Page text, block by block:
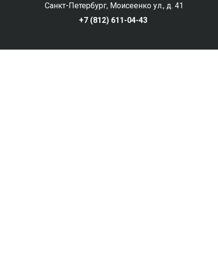
Санкт-Петербург, Моисеенко ул., д. 41
+7 (812) 611-04-43